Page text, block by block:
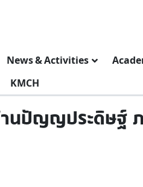
News & Activities
KMCH
ปัญญประดิษฐ์